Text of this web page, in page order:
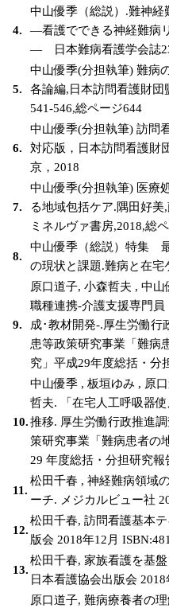
4.
中山優季（総説）.難神
―看護でできる神経難病
― 日本難病看護学会誌
5.
中山優季(分担執筆) 難病
各論編,日本訪問看護財団
541-546,総ページ644
6.
中山優季(分担執筆) 訪問
対応版，日本訪問看護財
京，2018
7.
中山優季(分担執筆) 医療
る地域包括ケア.隅田好美
ミネルヴァ書房,2018,総
8.
中山優季（総説）特集
の現状と課題.難病と在宅
9.
原口道子, 小森哲夫 , 中
職種連携-介護支援専門
成･教材開発-.厚生労働行
患等政策研究事業「難病
究」平成29年度総括・分
10.
中山優季 , 板垣ゆみ , 原
哲夫. 「在宅人工呼吸器
推移. 厚生労働行政推進
策研究事業「難病患者の
29 年度総括・分担研究報
11.
松田千春 , 神経難病領域
ーチ. メジカルビュー社
12.
松田千春, 訪問看護基本
版会 2018年12月
13.
松田千春, 家族看護を基
日本看護協会出版会
原口道子, 難病療養者の